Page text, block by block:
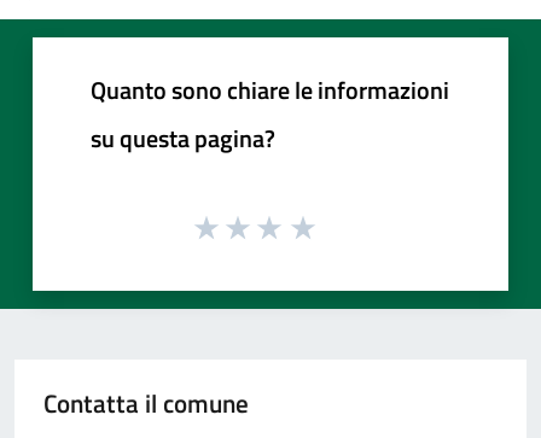
Quanto sono chiare le informazioni
su questa pagina?
Contatta il comune